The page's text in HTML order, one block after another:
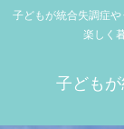
子どもが統合失調症
楽しく
子ども